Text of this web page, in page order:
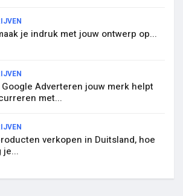
je indruk met jouw ontwerp op...
Google Adverteren jouw merk helpt
met...
verkopen in Duitsland, hoe
je...